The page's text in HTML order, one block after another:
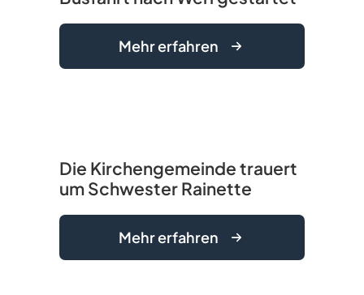
Mehr erfahren
Die Kirchengemeinde trauert
um Schwester Rainette
Mehr erfahren